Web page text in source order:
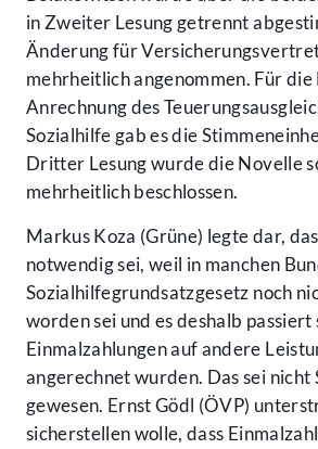
in Zweiter Lesung getrennt
Änderung für
mehrheitlich angenommen. Für
Anrechnung des
Sozialhilfe gab es die
Dritter Lesung wurde die Novelle
mehrheitlich beschlossen.
Markus Koza (Grüne) legte dar,
notwendig sei, weil in manchen
Sozialhilfegrundsatzgesetz noch
worden sei und es deshalb passiert
Einmalzahlungen auf andere
angerechnet wurden. Das sei nicht
gewesen. Ernst Gödl (ÖVP)
sicherstellen wolle, dass